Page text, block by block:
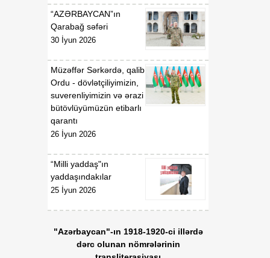
mərhələ
Xarici ölkələrin informasiya
şəbəkələrinə hücumlar
edən şəxslər saxlanılıblar
18:20
07 Avqust
Heyvan kəsimi
məntəqələrində
monitorinqlər aparılıb
18:18
07 Avqust
texnologiyalar dilin
qarşısında aciz qala bilər
07 Avqust
Azərbaycan müxtəlif
geosiyasi məkanlar
imkanları olan dövlət
mövqeyini gücləndirir
17:55
07 Avqust
“AZƏRBAYCAN”ın
Qarabağ səfəri
30 İyun 2026
Müzəffər Sərkərdə, qalib
Ordu - dövlətçiliyimizin,
suverenliyimizin və ərazi
bütövlüyümüzün etibarlı
qarantı
26 İyun 2026
“Milli yaddaş"ın
yaddaşındakılar
25 İyun 2026
"Azərbaycan"-ın 1918-1920-ci illərdə
dərc olunan nömrələrinin